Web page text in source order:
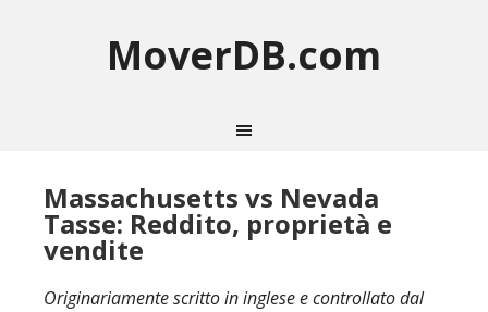
MoverDB.com
Massachusetts vs Nevada
Tasse: Reddito, proprietà e
vendite
Originariamente scritto in inglese e controllato dal